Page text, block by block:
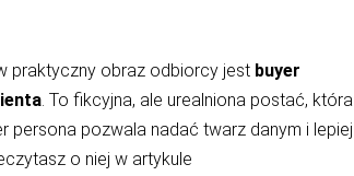
praktyczny obraz odbiorcy jest buyer
. To fikcyjna, ale urealniona postać, która
persona pozwala nadać twarz danym i lepiej
o niej w artykule